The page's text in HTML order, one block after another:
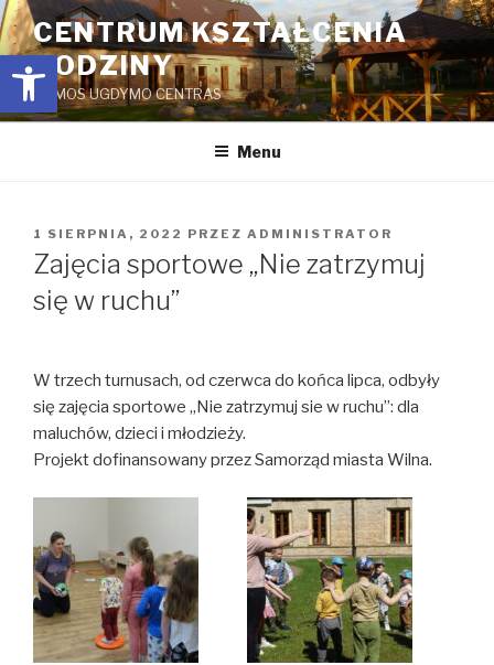
Open toolbar
Przejdź
do
treści
CENTRUM KSZTAŁCENIA
RODZINY
ŠEIMOS UGDYMO CENTRAS
Menu
OPUBLIKOWANE
W
1 SIERPNIA, 2022 PRZEZ ADMINISTRATOR
Zajęcia sportowe „Nie zatrzymuj
się w ruchu”
W trzech turnusach, od czerwca do końca lipca, odbyły
się zajęcia sportowe „Nie zatrzymuj sie w ruchu”: dla
maluchów, dzieci i młodzieży.
Projekt dofinansowany przez Samorząd miasta Wilna.